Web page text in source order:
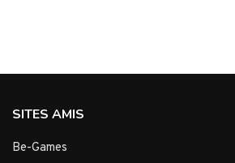
SITES AMIS
Be-Games